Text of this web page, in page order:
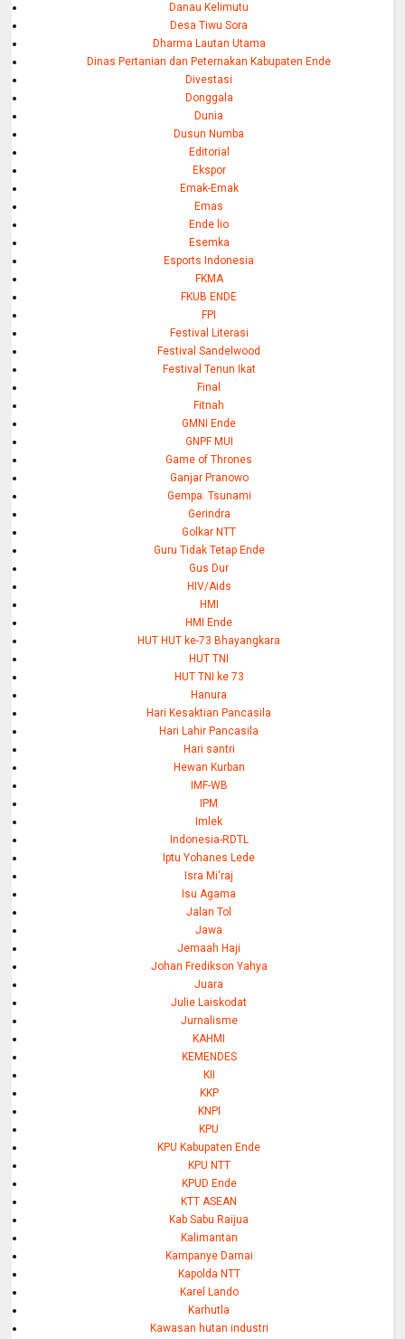
Danau Kelimutu
Desa Tiwu Sora
Dharma Lautan Utama
Dinas Pertanian dan Peternakan Kabupaten Ende
Divestasi
Donggala
Dunia
Dusun Numba
Editorial
Ekspor
Emak-Emak
Emas
Ende lio
Esemka
Esports Indonesia
FKMA
FKUB ENDE
FPI
Festival Literasi
Festival Sandelwood
Festival Tenun Ikat
Final
Fitnah
GMNI Ende
GNPF MUI
Game of Thrones
Ganjar Pranowo
Gempa. Tsunami
Gerindra
Golkar NTT
Guru Tidak Tetap Ende
Gus Dur
HIV/Aids
HMI
HMI Ende
HUT HUT ke-73 Bhayangkara
HUT TNI
HUT TNI ke 73
Hanura
Hari Kesaktian Pancasila
Hari Lahir Pancasila
Hari santri
Hewan Kurban
IMF-WB
IPM
Imlek
Indonesia-RDTL
Iptu Yohanes Lede
Isra Mi'raj
Isu Agama
Jalan Tol
Jawa
Jemaah Haji
Johan Fredikson Yahya
Juara
Julie Laiskodat
Jurnalisme
KAHMI
KEMENDES
KII
KKP
KNPI
KPU
KPU Kabupaten Ende
KPU NTT
KPUD Ende
KTT ASEAN
Kab Sabu Raijua
Kalimantan
Kampanye Damai
Kapolda NTT
Karel Lando
Karhutla
Kawasan hutan industri